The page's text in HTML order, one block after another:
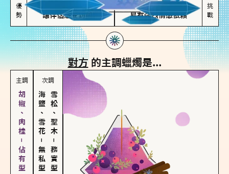
優
勢
讓伴侶感受到關懷
較難設立界線
易有強烈情感依賴
挑
戰
對方的主調蠟燭是...
主調
胡椒、肉桂－佔有型
次調
海鹽、雪花
－
無私型
雪松、聖木
－
務實型